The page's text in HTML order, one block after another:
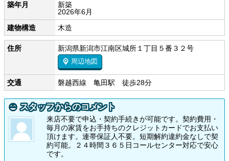
築年月
新築
2026年6月
建物構造
木造
住所 新潟県新潟市江南区城所１丁目５番３２号
周辺地図
交通 磐越西線 亀田駅 徒歩28分
スタッフからのコメント
来店不要で申込・契約手続きが可能です。契約費用・
毎月の家賃をお手持ちのクレジットカードでお支払い
頂けます。連帯保証人不要。短期解約違約金なしで契
約可能。２４時間３６５日コールセンター対応で安心
です。